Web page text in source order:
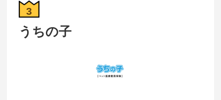
3
うちの子